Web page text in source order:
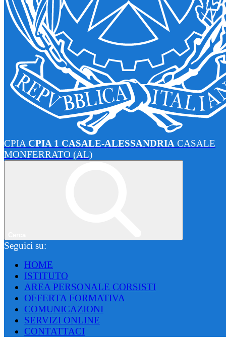
CPIA CPIA 1 CASALE-ALESSANDRIA CASALE
MONFERRATO (AL)
Seguici su:
HOME
ISTITUTO
AREA PERSONALE CORSISTI
OFFERTA FORMATIVA
COMUNICAZIONI
SERVIZI ONLINE
CONTATTACI